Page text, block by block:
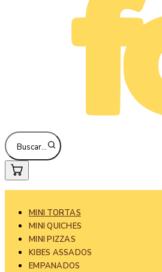
Buscar…
MINI TORTAS
MINI QUICHES
MINI PIZZAS
KIBES ASSADOS
EMPANADOS